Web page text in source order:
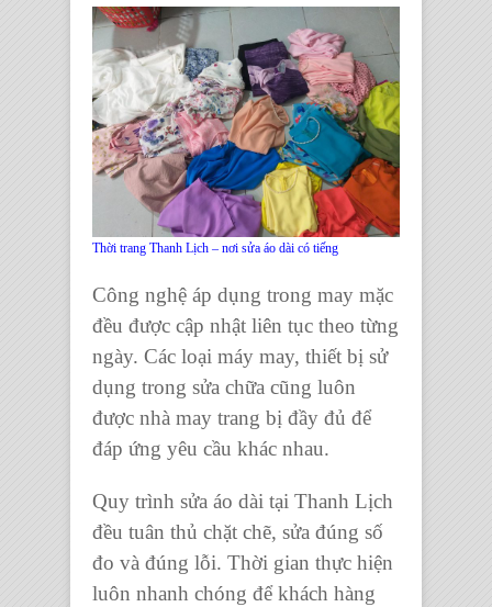
Thời trang Thanh Lịch – nơi sửa áo dài có tiếng
Công nghệ áp dụng trong may mặc
đều được cập nhật liên tục theo từng
ngày. Các loại máy may, thiết bị sử
dụng trong sửa chữa cũng luôn
được nhà may trang bị đầy đủ để
đáp ứng yêu cầu khác nhau.
Quy trình sửa áo dài tại Thanh Lịch
đều tuân thủ chặt chẽ, sửa đúng số
đo và đúng lỗi. Thời gian thực hiện
luôn nhanh chóng để khách hàng